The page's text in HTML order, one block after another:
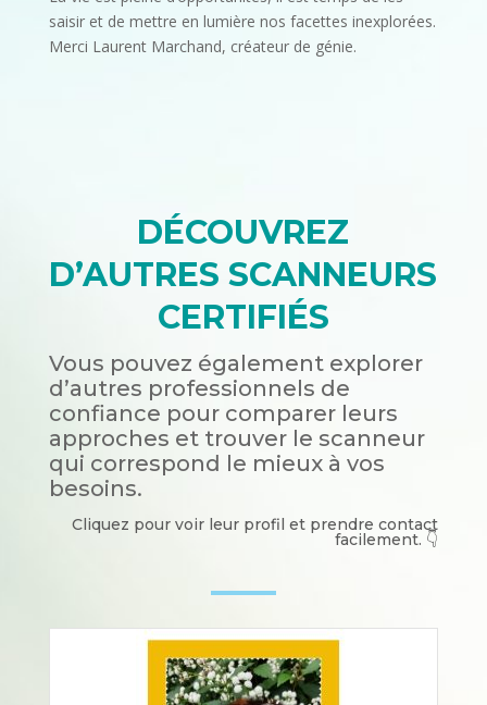
saisir et de mettre en lumière nos facettes inexplorées.
Merci Laurent Marchand, créateur de génie.
DÉCOUVREZ
D’AUTRES SCANNEURS
CERTIFIÉS
Vous pouvez également explorer
d’autres professionnels de
confiance pour comparer leurs
approches et trouver le scanneur
qui correspond le mieux à vos
besoins.
Cliquez pour voir leur profil et prendre contact
facilement. 👇​